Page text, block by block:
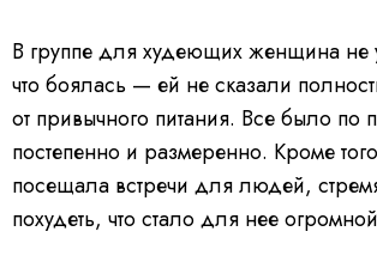
В группе для худеющих женщина не
что боялась — ей не сказали
от привычного питания. Все было по
постепенно и размеренно. Кроме
посещала встречи для людей,
похудеть, что стало для нее